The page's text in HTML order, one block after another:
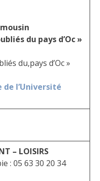
du pays d’Oc »
l’Université
– LOISIRS
: 05 63 30 20 34